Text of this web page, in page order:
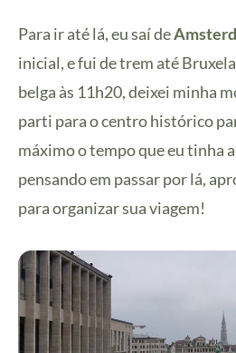
Para ir até lá, eu saí de
inicial, e fui de trem até
belga às 11h20, deixei minha
parti para o centro histórico
máximo o tempo que eu tinha
pensando em passar por lá,
para organizar sua viagem!